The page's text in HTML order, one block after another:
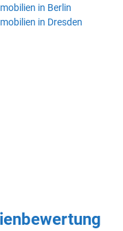
in Berlin
in Dresden